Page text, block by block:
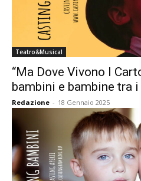
Teatro&Musical
“Ma Dove Vivono I
bambini e bambine tra
Redazione - 18 Gennaio 2025